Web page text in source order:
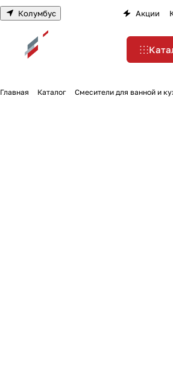
Колумбус Акции
Главная Каталог Смесители для ванной и